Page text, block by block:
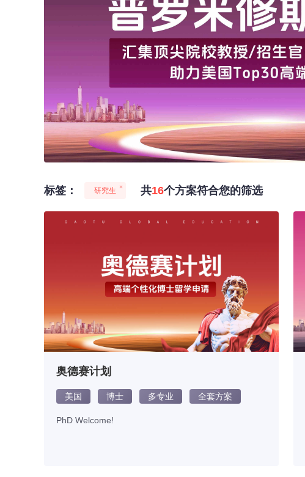
标签： 研究生 共16个方案符合您的筛选
奥德赛计划
美国 博士 多专业 全套方案
PhD Welcome!